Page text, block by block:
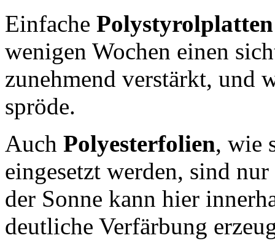
Einfache
wenigen Wochen einen
zunehmend verstärkt, und
spröde.
Auch Polyesterfolien, wie
eingesetzt werden, sind
der Sonne kann hier
deutliche Verfärbung